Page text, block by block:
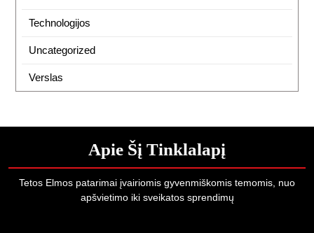
Technologijos
Uncategorized
Verslas
Apie Šį Tinklalapį
Tetos Elmos patarimai įvairiomis gyvenmiškomis temomis, nuo
apšvietimo iki sveikatos sprendimų